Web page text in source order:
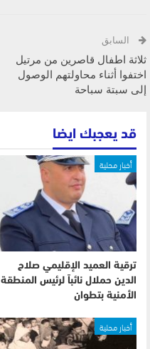
السابق
ثلاثة اطفال قاصرين من مرتيل
اختفوا أثناء محاولتهم الوصول
إلى سبتة سباحة
قد يعجبك ايضا
أخبار محلية
ترقية العميد الإقليمي صلاح
الدين حملال نائباً لرئيس المنطقة
الأمنية بتطوان
أخبار محلية